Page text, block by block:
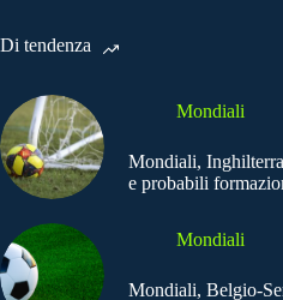
Di tendenza
Mondiali
Mondiali,
e probabili
Mondiali
Mondiali, Belgio-